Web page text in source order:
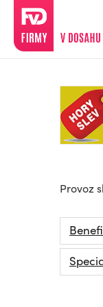
Provoz